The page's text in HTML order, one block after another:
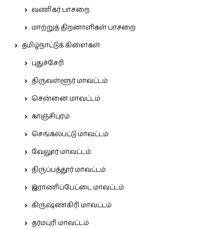
வணிகர் பாசறை
மாற்றுத் திறனாளிகள் பாசறை
தமிழ்நாட்டுக் கிளைகள்
புதுச்சேரி
திருவள்ளூர் மாவட்டம்
சென்னை மாவட்டம்
காஞ்சிபுரம்
செங்கல்பட்டு மாவட்டம்
வேலூர் மாவட்டம்
திருப்பத்தூர் மாவட்டம்
இராணிப்பேட்டை மாவட்டம்
கிருஷ்ணகிரி மாவட்டம்
தர்மபுரி மாவட்டம்